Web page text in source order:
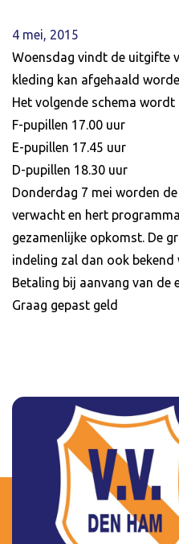
4 mei, 2015
Woensdag vindt de uitgifte
kleding kan afgehaald
Het volgende schema wordt
F-pupillen 17.00 uur
E-pupillen 17.45 uur
D-pupillen 18.30 uur
Donderdag 7 mei worden
verwacht en hert
gezamenlijke opkomst. De
indeling zal dan ook bekend
Betaling bij aanvang van de
Graag gepast geld